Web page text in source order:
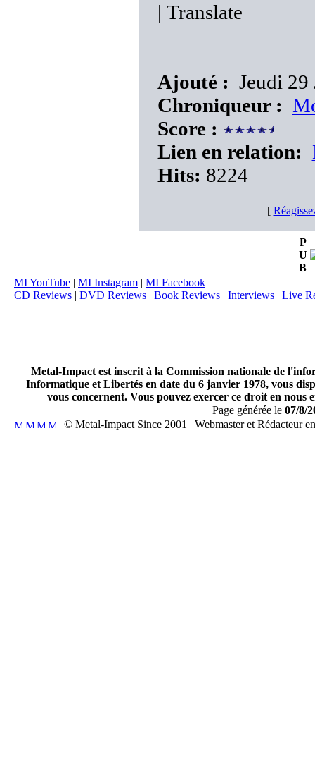
| Translate
Ajouté : Jeudi 29
Chroniqueur :
Score :
Lien en relation:
Hits: 8224
[
P
U
B
MI YouTube | MI Instagram | MI Facebook
CD Reviews | DVD Reviews | Book Reviews | Interviews | Live
Metal-Impact est inscrit à la Commission nationale de
Informatique et Libertés en date du 6 janvier 1978, vous
vous concernent. Vous pouvez exercer ce droit en
Page générée le 07/8/
| © Metal-Impact Since 2001 | Webmaster et Rédacteur